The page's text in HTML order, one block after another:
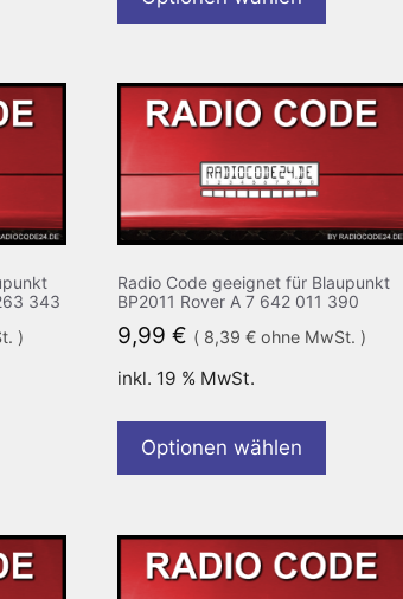
343
)
Radio Code geeignet für Blaupunkt
BP2011 Rover A 7 642 011 390
9,99 € ( 8,39 € ohne MwSt. )
inkl. 19 % MwSt.
Optionen wählen